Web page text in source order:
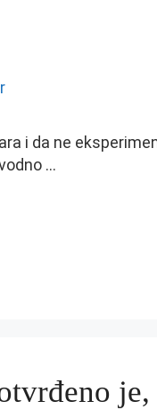
i da ne
…
je,